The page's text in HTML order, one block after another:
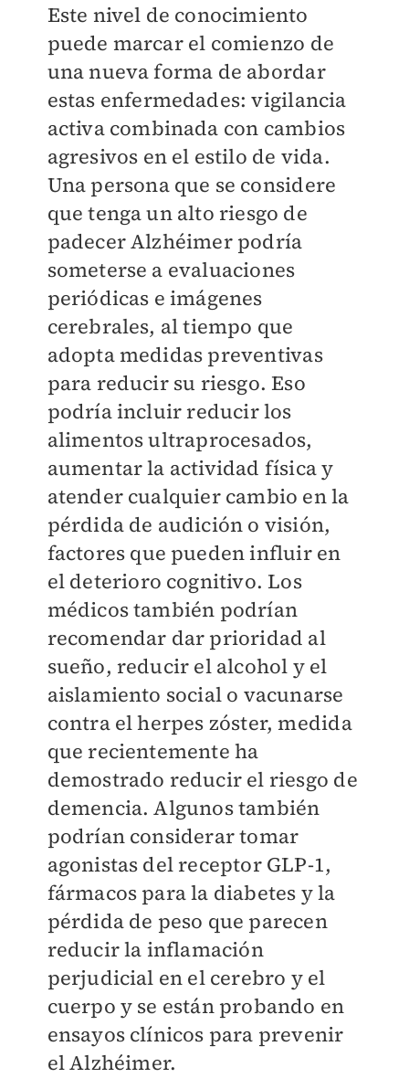
Este nivel de conocimiento
puede marcar el comienzo de
una nueva forma de abordar
estas enfermedades: vigilancia
activa combinada con cambios
agresivos en el estilo de vida.
Una persona que se considere
que tenga un alto riesgo de
padecer Alzhéimer podría
someterse a evaluaciones
periódicas e imágenes
cerebrales, al tiempo que
adopta medidas preventivas
para reducir su riesgo. Eso
podría incluir reducir los
alimentos ultraprocesados,
aumentar la actividad física y
atender cualquier cambio en la
pérdida de audición o visión,
factores que pueden influir en
el deterioro cognitivo. Los
médicos también podrían
recomendar dar prioridad al
sueño, reducir el alcohol y el
aislamiento social o vacunarse
contra el herpes zóster, medida
que recientemente ha
demostrado reducir el riesgo de
demencia. Algunos también
podrían considerar tomar
agonistas del receptor GLP-1,
fármacos para la diabetes y la
pérdida de peso que parecen
reducir la inflamación
perjudicial en el cerebro y el
cuerpo y se están probando en
ensayos clínicos para prevenir
el Alzhéimer.